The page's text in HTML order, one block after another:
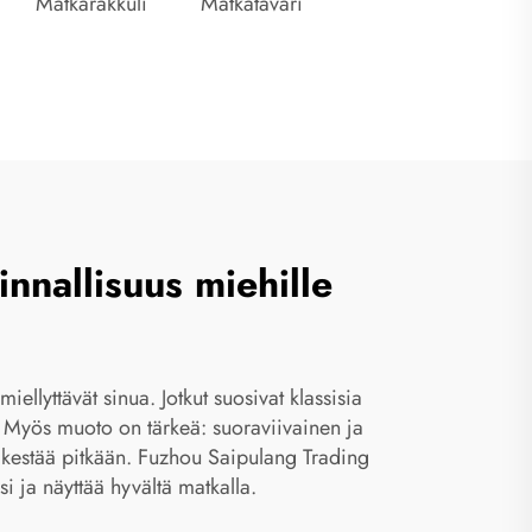
miehille
sinua. Jotkut suosivat klassisia
muoto on tärkeä: suoraviivainen ja
pitkään. Fuzhou Saipulang Trading
ja näyttää hyvältä matkalla.